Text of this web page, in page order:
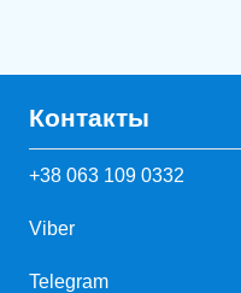
Контакты
+38 063 109 0332
Viber
Telegram